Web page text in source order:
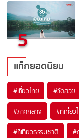
5
แท็กยอดนิยม
#เที่ยวไทย #วัดสวย
#ภาคกลาง #ที่เที่ยว
#ที่เที่ยวธรรมชาติ #